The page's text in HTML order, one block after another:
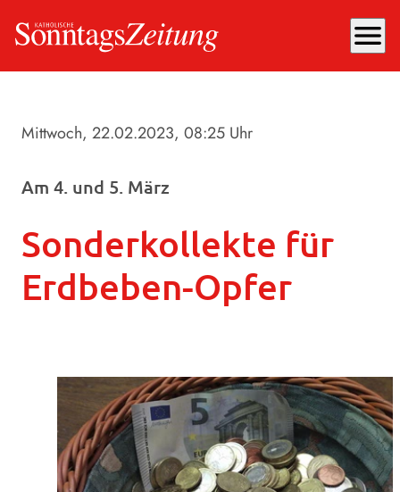
menu
Mittwoch, 22.02.2023, 08:25 Uhr
Am 4. und 5. März
Sonderkollekte für
Erdbeben-Opfer